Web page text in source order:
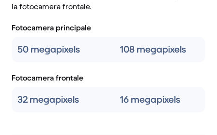
la fotocamera frontale.
Fotocamera principale
50 megapixels 108 megapixels
Fotocamera frontale
32 megapixels 16 megapixels